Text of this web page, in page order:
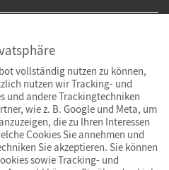
vollständig nutzen zu können,
nutzen wir Tracking- und
und andere Trackingtechniken
wie z. B. Google und Meta, um
die zu Ihren Interessen
Cookies Sie annehmen und
Sie akzeptieren. Sie können
sowie Tracking- und